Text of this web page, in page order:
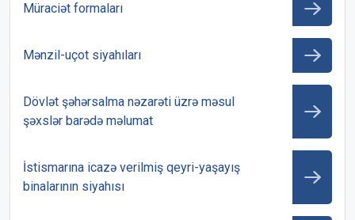
Müraciət formaları
Mənzil-uçot siyahıları
Dövlət şəhərsalma nəzarəti üzrə məsul
şəxslər barədə məlumat
İstismarına icazə verilmiş qeyri-yaşayış
binalarının siyahısı